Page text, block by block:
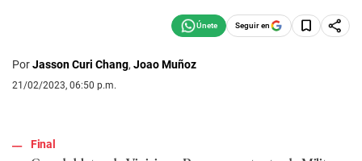
Seguir en
PorJasson Curi Chang, Joao Muñoz
21/02/2023, 06:50 p.m.
Final